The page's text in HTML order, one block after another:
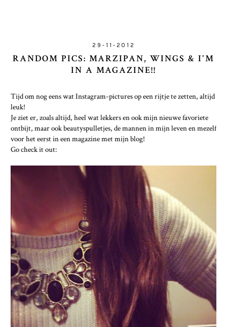
29-11-2012
RANDOM PICS: MARZIPAN, WINGS & I'M
IN A MAGAZINE!!
Tijd om nog eens wat Instagram-pictures op een rijtje te zetten, altijd
leuk!
Je ziet er, zoals altijd, heel wat lekkers en ook mijn nieuwe favoriete
ontbijt, maar ook beautyspulletjes, de mannen in mijn leven en mezelf
voor het eerst in een magazine met mijn blog!
Go check it out: